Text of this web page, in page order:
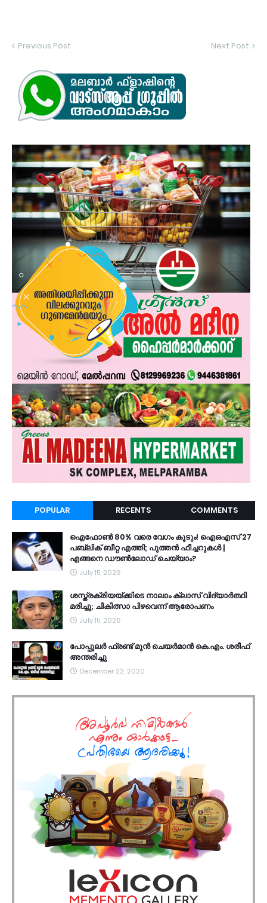
Previous Post Next Post
POPULAR RECENTS COMMENTS
ഐഫോൺ 80% വരെ വേഗം കൂടും! ഐഒഎസ് 27
പബ്ലിക് ബീറ്റ എത്തി; പുത്തൻ ഫീച്ചറുകൾ |
എങ്ങനെ ഡൗൺലോഡ് ചെയ്യാം?
July 15, 2026
ശസ്ത്രക്രിയയ്ക്കിടെ നാലാം ക്ലാസ് വിദ്യാർത്ഥി
മരിച്ചു; ചികിത്സാ പിഴവെന്ന് ആരോപണം
July 15, 2026
പോപ്പുലർ ഫ്രണ്ട്​ മുൻ ചെയർമാൻ കെ.എം. ശരീഫ്​
അന്തരിച്ചു
December 22, 2020